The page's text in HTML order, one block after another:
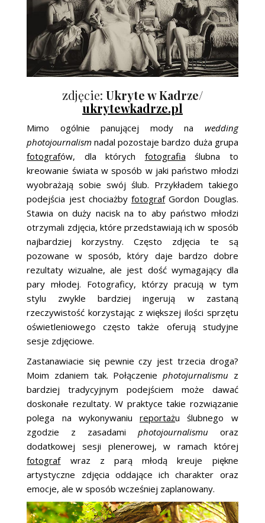
zdjęcie: Ukryte w Kadrze/
ukrytewkadrze.pl
Mimo ogólnie panującej mody na wedding
photojournalism nadal pozostaje bardzo duża grupa
fotografów, dla których fotografia ślubna to
kreowanie świata w sposób w jaki państwo młodzi
wyobrażają sobie swój ślub. Przykładem takiego
podejścia jest chociażbyfotografGordon Douglas.
Stawia on duży nacisk na to aby państwo młodzi
otrzymali zdjęcia, które przedstawiają ich w sposób
najbardziej korzystny. Często zdjęcia te są
pozowane w sposób, który daje bardzo dobre
rezultaty wizualne, ale jest dość wymagający dla
pary młodej. Fotograficy, którzy pracują w tym
stylu zwykle bardziej ingerują w zastaną
rzeczywistość korzystając z większej ilości sprzętu
oświetleniowego często także oferują studyjne
sesje zdjęciowe.
Zastanawiacie się pewnie czy jest trzecia droga?
Moim zdaniem tak. Połączenie photojurnalismu z
bardziej tradycyjnym podejściem może dawać
doskonałe rezultaty. W praktyce takie rozwiązanie
polega na wykonywaniureportażu ślubnego w
zgodzie z zasadami photojournalismu oraz
dodatkowej sesji plenerowej, w ramach której
fotografwraz z parą młodą kreuje piękne
artystyczne zdjęcia oddające ich charakter oraz
emocje, ale w sposób wcześniej zaplanowany.